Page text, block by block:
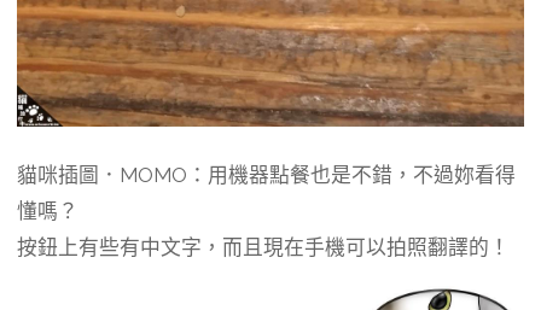
貓咪插圖．MOMO：用機器點餐也是不錯，不過妳看得
懂嗎？
按鈕上有些有中文字，而且現在手機可以拍照翻譯的！